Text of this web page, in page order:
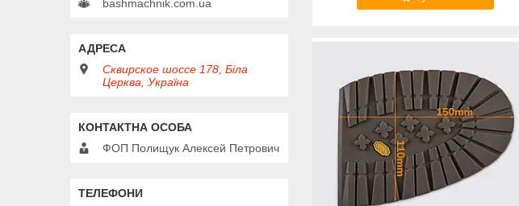
bashmachnik.com.ua
Сквирское шоссе 178, Біла
Церква, Україна
ФОП Полищук Алексей Петрович